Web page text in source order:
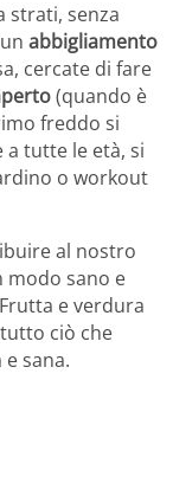
strati, senza
abbigliamento
cercate di fare
(quando è
freddo si
a tutte le età, si
o workout
al nostro
modo sano e
e verdura
ciò che
sana.